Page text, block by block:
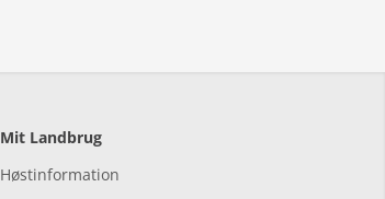
Mit Landbrug
Høstinformation